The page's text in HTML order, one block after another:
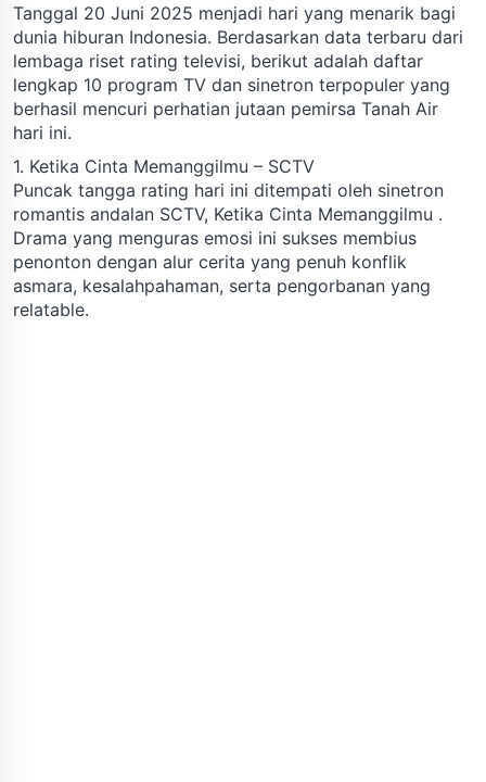
Tanggal 20 Juni 2025 menjadi hari yang menarik bagi
dunia hiburan Indonesia. Berdasarkan data terbaru dari
lembaga riset rating televisi, berikut adalah daftar
lengkap 10 program TV dan sinetron terpopuler yang
berhasil mencuri perhatian jutaan pemirsa Tanah Air
hari ini.
1. Ketika Cinta Memanggilmu – SCTV
Puncak tangga rating hari ini ditempati oleh sinetron
romantis andalan SCTV, Ketika Cinta Memanggilmu .
Drama yang menguras emosi ini sukses membius
penonton dengan alur cerita yang penuh konflik
asmara, kesalahpahaman, serta pengorbanan yang
relatable.